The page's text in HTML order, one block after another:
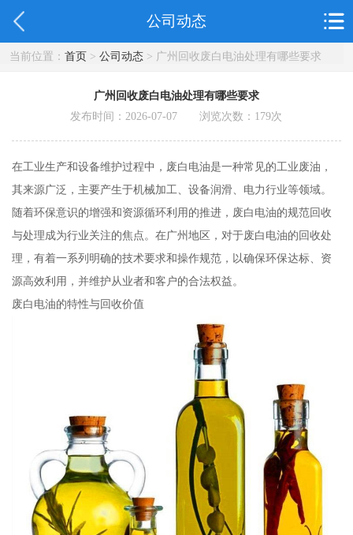
公司动态
当前位置： 首页> 公司动态> 广州回收废白电油处理有哪些要求
广州回收废白电油处理有哪些要求
发布时间：2026-07-07 浏览次数： 179次
在工业生产和设备维护过程中，废白电油是一种常见的工业废油，
其来源广泛，主要产生于机械加工、设备润滑、电力行业等领域。
随着环保意识的增强和资源循环利用的推进，废白电油的规范回收
与处理成为行业关注的焦点。在广州地区，对于废白电油的回收处
理，有着一系列明确的技术要求和操作规范，以确保环保达标、资
源高效利用，并维护从业者和客户的合法权益。
废白电油的特性与回收价值